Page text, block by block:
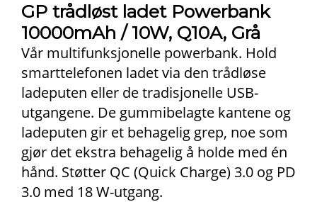
GP trådløst ladet Powerbank
10000mAh / 10W, Q10A, Grå
Vår multifunksjonelle powerbank. Hold
smarttelefonen ladet via den trådløse
ladeputen eller de tradisjonelle USB-
utgangene. De gummibelagte kantene og
ladeputen gir et behagelig grep, noe som
gjør det ekstra behagelig å holde med én
hånd. Støtter QC (Quick Charge) 3.0 og PD
3.0 med 18 W-utgang.